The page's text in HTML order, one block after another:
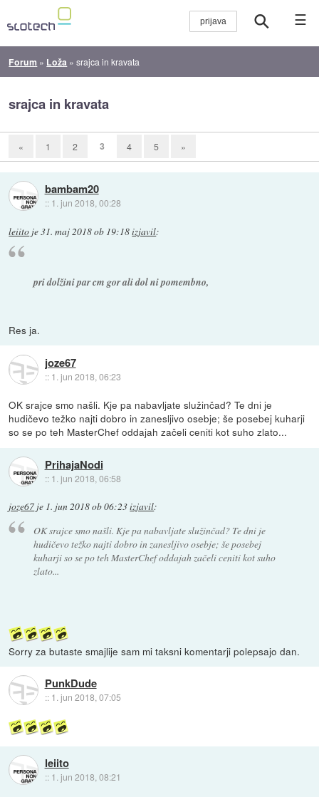
☰
Forum » Loža »srajca in kravata
srajca in kravata
« 1 2 3 4 5 »
bambam20
:: 1. jun 2018, 00:28
leiito je31. maj 2018 ob 19:18izjavil:
pri dolžini par cm gor ali dol ni pomembno,
Res ja.
joze67
:: 1. jun 2018, 06:23
OK srajce smo našli. Kje pa nabavljate služinčad? Te dni je
hudičevo težko najti dobro in zanesljivo osebje; še posebej kuharji
so se po teh MasterChef oddajah začeli ceniti kot suho zlato...
PrihajaNodi
:: 1. jun 2018, 06:58
joze67 je 1. jun 2018 ob 06:23izjavil:
OK srajce smo našli. Kje pa nabavljate služinčad? Te dni je
hudičevo težko najti dobro in zanesljivo osebje; še posebej
kuharji so se po teh MasterChef oddajah začeli ceniti kot suho
zlato...
Sorry za butaste smajlije sam mi taksni komentarji polepsajo dan.
PunkDude
:: 1. jun 2018, 07:05
leiito
:: 1. jun 2018, 08:21